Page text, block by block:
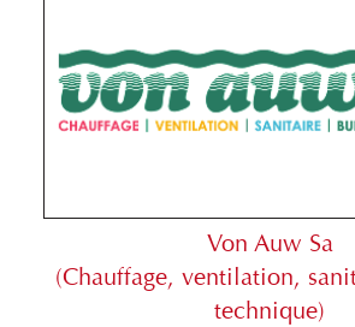
Von Auw Sa
(Chauffage, ventilation,
technique)